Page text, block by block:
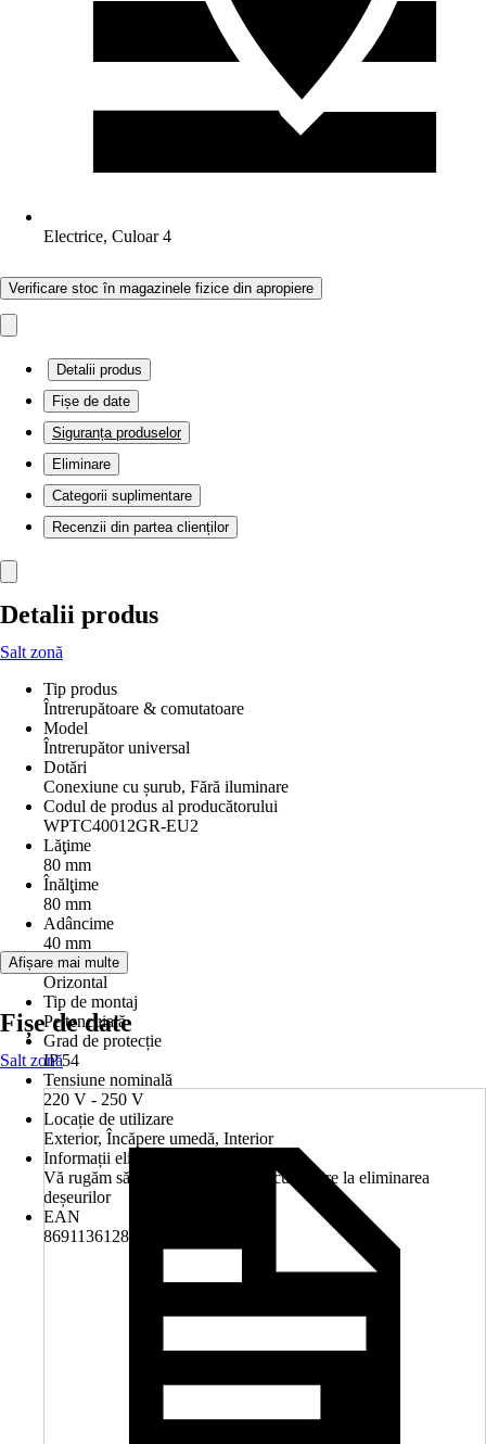
Electrice, Culoar 4
Verificare stoc în magazinele fizice din apropiere
Detalii produs
Fișe de date
Siguranța produselor
Eliminare
Categorii suplimentare
Recenzii din partea clienților
Detalii produs
Salt zonă
Tip produs
Întrerupătoare & comutatoare
Model
Întrerupător universal
Dotări
Conexiune cu șurub, Fără iluminare
Codul de produs al producătorului
WPTC40012GR-EU2
Lăţime
80 mm
Înălţime
80 mm
Adâncime
40 mm
Montaj
Orizontal
Tip de montaj
Pe tencuială
Grad de protecție
IP 54
Tensiune nominală
220 V - 250 V
Locație de utilizare
Exterior, Încăpere umedă, Interior
Informații eliminare deșeuri
Vă rugăm să respectați indicațiile cu privire la eliminarea
deșeurilor
EAN
8691136128731
Afișare mai multe
Fișe de date
Salt zonă